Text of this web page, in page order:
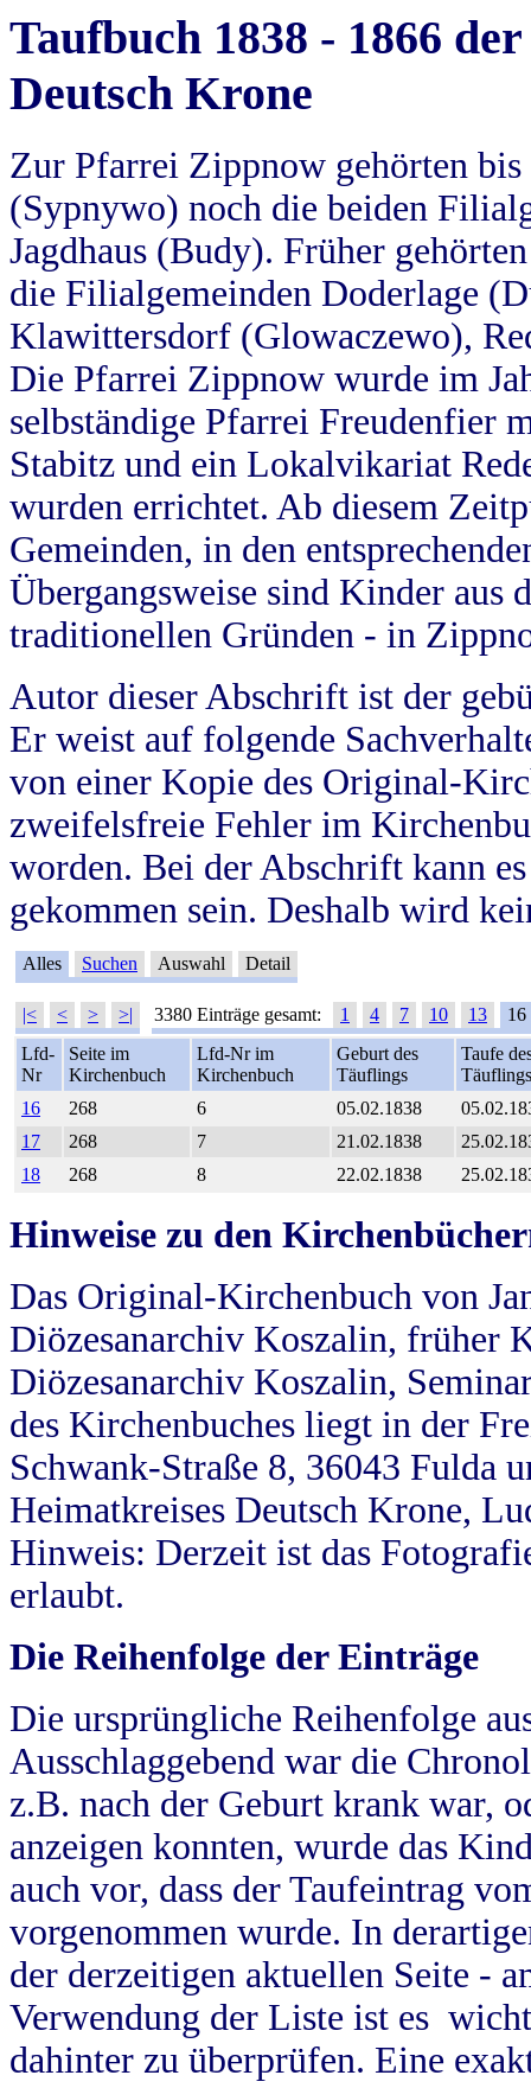
Taufbuch 1838 - 1866
Deutsch Krone
Zur Pfarrei Zippnow gehörten
(Sypnywo) noch die beiden
Jagdhaus (Budy). Früher
die Filialgemeinden Doderlage
Klawittersdorf (Glowaczewo),
Die Pfarrei Zippnow wurde im
selbständige Pfarrei Freudenfier
Stabitz und ein Lokalvikariat
wurden errichtet. Ab diesem
Gemeinden, in den
Übergangsweise sind Kinder aus
traditionellen Gründen - in
Autor dieser Abschrift ist der
Er weist auf folgende
von einer Kopie des Original-
zweifelsfreie Fehler im
worden. Bei der Abschrift kann
gekommen sein. Deshalb wird
Alles Suchen Auswahl Detail
|< < > >| 3380 Einträge gesamt: 1 4 7 10 13
16
Lfd-
Nr
Seite im
Kirchenbuch
Lfd-Nr im
Kirchenbuch
Geburt des
Täuflings
Taufe
Täuflings
16
268 6 05.02.1838
17
268 7 21.02.1838
18
268 8 22.02.1838
Hinweise zu den
Das Original-Kirchenbuch von
Diözesanarchiv Koszalin, früher
Diözesanarchiv Koszalin,
des Kirchenbuches liegt in der
Schwank-Straße 8, 36043 Fulda
Heimatkreises Deutsch Krone,
Hinweis: Derzeit ist das
erlaubt.
Die Reihenfolge der Einträge
Die ursprüngliche Reihenfolge
Ausschlaggebend war die
z.B. nach der Geburt krank war,
anzeigen konnten, wurde das
auch vor, dass der Taufeintrag
vorgenommen wurde. In
der derzeitigen aktuellen Seite -
Verwendung der Liste ist es
dahinter zu überprüfen. Eine